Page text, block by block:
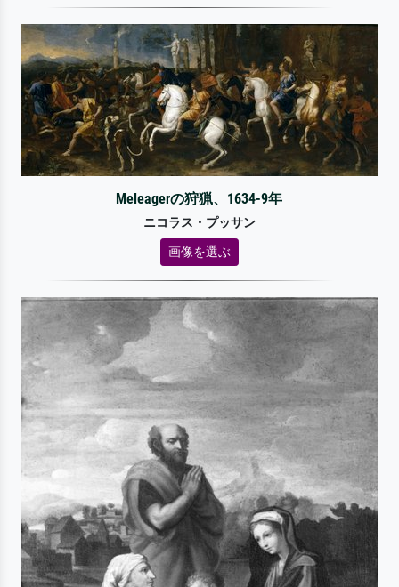
Meleagerの狩猟、1634-9年
ニコラス・プッサン
画像を選ぶ